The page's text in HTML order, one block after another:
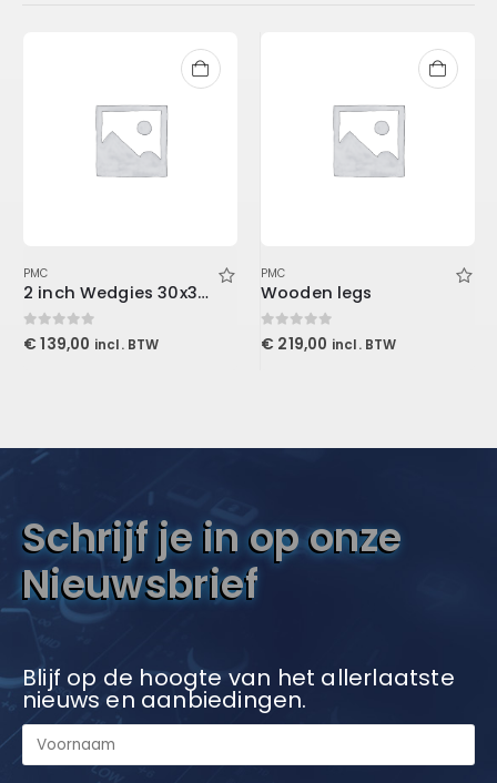
PMC
2 inch Wedgies 30x30x5cm, Purple
0out of 5
€ 139,00 incl. BTW
PMC
Wooden legs
0out of 5
€ 219,00 incl. BTW
Schrijf je in op onze
Nieuwsbrief
Blijf op de hoogte van het allerlaatste
nieuws en aanbiedingen.